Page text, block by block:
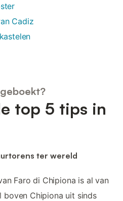
Cadiz
top 5 tips in
ter wereld
Faro di Chipiona is al van
Chipiona uit sinds